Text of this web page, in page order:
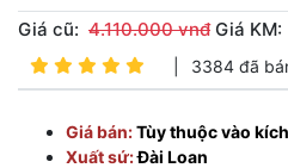
Giá cũ: 4.110.000 vnđ Giá KM:
3384 đã
Giá bán:Tùy thuộc vào
Xuất sứ:Đài Loan